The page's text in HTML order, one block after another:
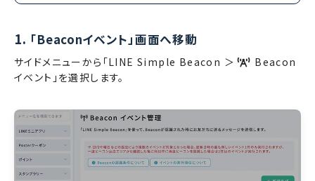
1. 「Beaconイベント」画面へ移動
サイドメニューから「LINE Simple Beacon ＞
Beacon
イベント」を選択します。